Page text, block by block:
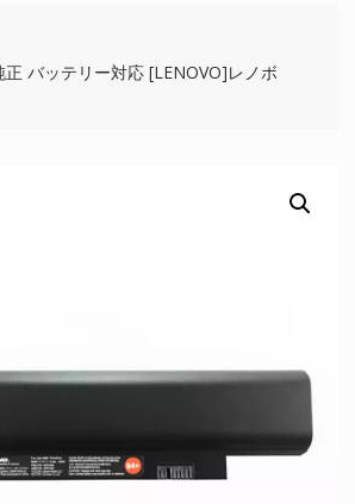
正 バッテリー対応 [LENOVO]レノボ